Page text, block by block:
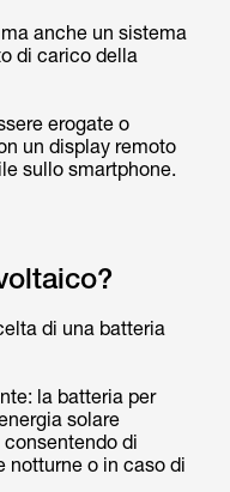
anche un sistema
di carico della
erogate o
un display remoto
sullo smartphone.
di una batteria
la batteria per
solare
di
notturne o in caso di